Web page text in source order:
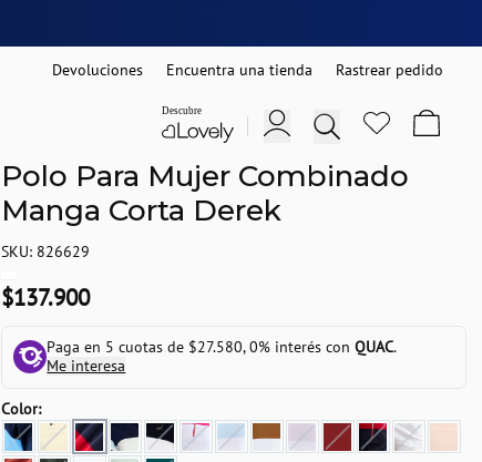
Devoluciones Encuentra una tienda Rastrear pedido
Polo Para Mujer Combinado
Manga Corta Derek
SKU: 826629
$137.900
Paga en 5 cuotas de $27.580, 0% interés conQUAC.
Me interesa
Color: